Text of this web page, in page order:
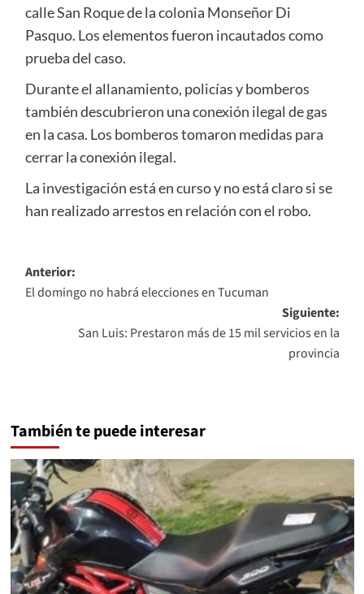
calle San Roque de la colonia Monseñor Di
Pasquo. Los elementos fueron incautados como
prueba del caso.
Durante el allanamiento, policías y bomberos
también descubrieron una conexión ilegal de gas
en la casa. Los bomberos tomaron medidas para
cerrar la conexión ilegal.
La investigación está en curso y no está claro si se
han realizado arrestos en relación con el robo.
Navegación
de
entradas
Anterior:
El domingo no habrá elecciones en Tucuman
Siguiente:
San Luis: Prestaron más de 15 mil servicios en la
provincia
También te puede interesar